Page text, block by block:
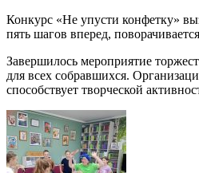
Конкурс «Не упусти конфетку»
пять шагов вперед,
Завершилось мероприятие
для всех собравшихся.
способствует творческой